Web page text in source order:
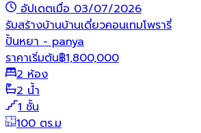
อัปเดตเมื่อ 03/07/2026
รับสร้างบ้านบ้านเดี่ยวคอนเทมโพรารี่
ปั้นหยา - panya
ราคาเริ่มต้น฿1,800,000
2 ห้อง
2 น้ำ
1 ชั้น
100 ตร.ม